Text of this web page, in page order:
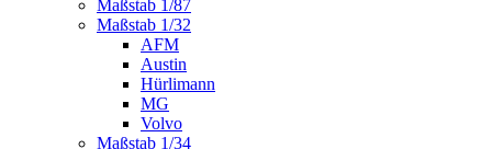
Maßstab 1/87
Maßstab 1/32
AFM
Austin
Hürlimann
MG
Volvo
Maßstab 1/34